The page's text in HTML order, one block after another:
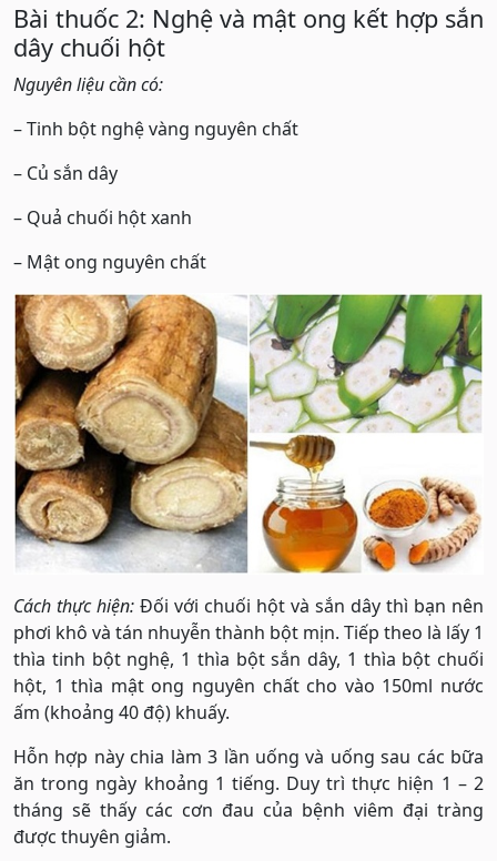
Bài thuốc 2: Nghệ và mật ong kết hợp sắn
dây chuối hột
Nguyên liệu cần có:
– Tinh bột nghệ vàng nguyên chất
– Củ sắn dây
– Quả chuối hột xanh
– Mật ong nguyên chất
Cách thực hiện: Đối với chuối hột và sắn dây thì bạn nên
phơi khô và tán nhuyễn thành bột mịn. Tiếp theo là lấy 1
thìa tinh bột nghệ, 1 thìa bột sắn dây, 1 thìa bột chuối
hột, 1 thìa mật ong nguyên chất cho vào 150ml nước
ấm (khoảng 40 độ) khuấy.
Hỗn hợp này chia làm 3 lần uống và uống sau các bữa
ăn trong ngày khoảng 1 tiếng. Duy trì thực hiện 1 – 2
tháng sẽ thấy các cơn đau của bệnh viêm đại tràng
được thuyên giảm.